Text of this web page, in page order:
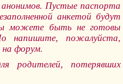
Пустые паспорта
анкетой будут
можете быть не готовы
напишите, пожалуйста,
на форум.
родителей, потерявших